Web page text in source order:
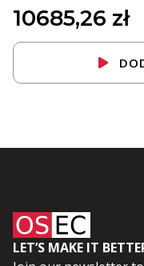
10685,26 zł
LET’S MAKE IT